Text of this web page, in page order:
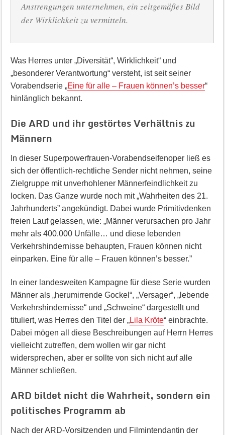
Anstrengungen unternehmen, ein zeitgemäßes Bild
der Wirklichkeit zu vermitteln.
Was Herres unter „Diversität“, Wirklichkeit“ und
„besonderer Verantwortung“ versteht, ist seit seiner
Vorabendserie „Eine für alle – Frauen können’s besser“
hinlänglich bekannt.
Die ARD und ihr gestörtes Verhältnis zu
Männern
In dieser Superpowerfrauen-Vorabendseifenoper ließ es
sich der öffentlich-rechtliche Sender nicht nehmen, seine
Zielgruppe mit unverhohlener Männerfeindlichkeit zu
locken. Das Ganze wurde noch mit „Wahrheiten des 21.
Jahrhunderts” angekündigt. Dabei wurde Primitivdenken
freien Lauf gelassen, wie: „Männer verursachen pro Jahr
mehr als 400.000 Unfälle… und diese lebenden
Verkehrshindernisse behaupten, Frauen können nicht
einparken. Eine für alle – Frauen können’s besser.”
In einer landesweiten Kampagne für diese Serie wurden
Männer als „herumirrende Gockel“, „Versager“, „lebende
Verkehrshindernisse“ und „Schweine“ dargestellt und
tituliert, was Herres den Titel der „Lila Kröte“ einbrachte.
Dabei mögen all diese Beschreibungen auf Herrn Herres
vielleicht zutreffen, dem wollen wir gar nicht
widersprechen, aber er sollte von sich nicht auf alle
Männer schließen.
ARD bildet nicht die Wahrheit, sondern ein
politisches Programm ab
Nach der ARD-Vorsitzenden und Filmintendantin der